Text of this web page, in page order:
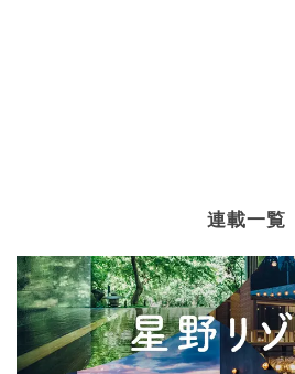
連載一覧